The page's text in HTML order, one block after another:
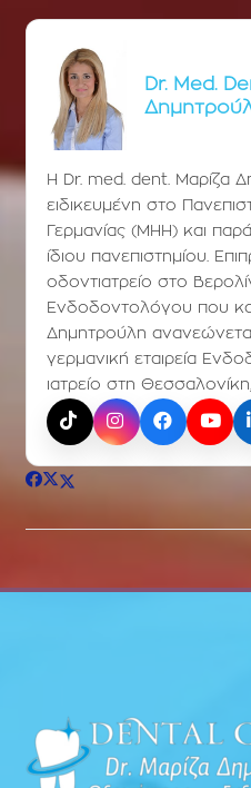
Dr. Med.
Η Dr. med. dent. Μαρίζα
ειδικευμένη στο
Γερμανίας (ΜΗΗ) και
ίδιου πανεπιστημίου.
οδοντιατρείο στο
Ενδοδοντολόγου που
Δημητρούλη
γερμανική εταιρεία
ιατρείο στη
TikTokInstagramFacebook